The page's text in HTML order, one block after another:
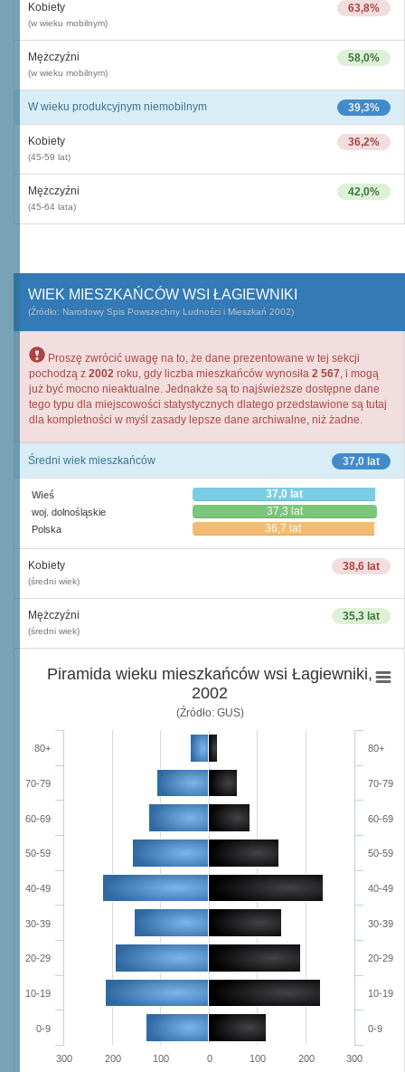
63,8%
Kobiety
(w wieku mobilnym)
58,0%
Mężczyźni
(w wieku mobilnym)
39,3%
W wieku produkcyjnym niemobilnym
36,2%
Kobiety
(45-59 lat)
42,0%
Mężczyźni
(45-64 lata)
WIEK MIESZKAŃCÓW WSI ŁAGIEWNIKI
(Źródło: Narodowy Spis Powszechny Ludności i Mieszkań 2002)
Proszę zwrócić uwagę na to, że dane prezentowane w tej sekcji
pochodzą z 2002 roku, gdy liczba mieszkańców wynosiła 2 567, i mogą
już być mocno nieaktualne. Jednakże są to najświeższe dostępne dane
tego typu dla miejscowości statystycznych dlatego przedstawione są tutaj
dla kompletności w myśl zasady lepsze dane archiwalne, niż żadne.
37,0 lat
Średni wiek mieszkańców
Wieś 37,0 lat
woj. dolnośląskie 37,3 lat
Polska 36,7 lat
38,6 lat
Kobiety
(średni wiek)
35,3 lat
Mężczyźni
(średni wiek)
Piramida wieku mieszkańców wsi Łagiewniki,
2002
(Źródło: GUS)
0-9
10-19
20-29
30-39
40-49
50-59
60-69
70-79
80+
0-9
10-19
20-29
30-39
40-49
50-59
60-69
70-79
80+
300 200 100 0 100 200 300